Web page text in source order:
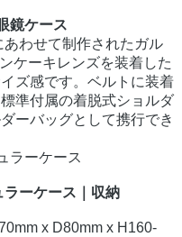
鏡ケース
わせて制作されたガル
ケーキレンズを装着した
ズ感です。ベルトに装着
準付属の着脱式ショルダ
ーバッグとして携行でき
ーケース｜収納
x D80mm x H160-